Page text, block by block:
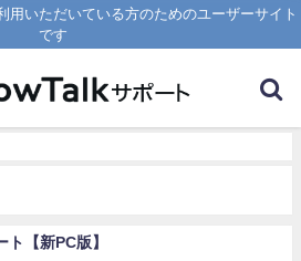
用いただいている方のためのユーザーサイト
です
ト【新PC版】